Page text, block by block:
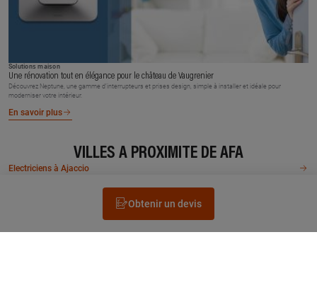
Obtenir un devis
Solutions maison
Une rénovation tout en élégance pour le château de Vaugrenier
Découvrez Neptune, une gamme d’interrupteurs et prises design, simple à installer et idéale pour
moderniser votre intérieur.
En savoir plus
VILLES À PROXIMITÉ DE AFA
Electriciens à Ajaccio